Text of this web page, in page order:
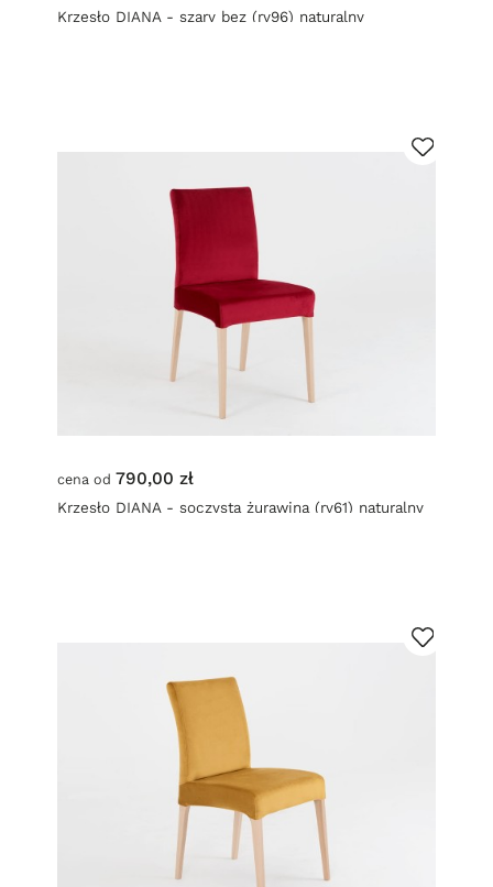
Krzesło DIANA - szary bez (rv96) naturalny
cena od 790,00 zł
Krzesło DIANA - soczysta żurawina (rv61) naturalny